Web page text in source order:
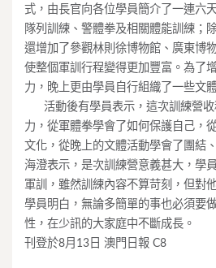
式，由長官向各位學員簡介了一連六
隊列訓練、警體拳及相關體能訓練；
還增加了參觀林則徐博物館、廣東博
使整個軍訓行程變得更加豐富。為了
力，晚上更由學員自行組織了一些文
活動後有學員表示，這次訓練營
力，從軍體拳學會了如何保護自己，
文化，從晚上的文體活動學會了團結
海澄表示，是次訓練營意義甚大，學
軍訓，雖然訓練內容不算苛刻，但對
學員明白，無論多簡單的事也必須要
性，在少訊的大家庭中不斷成長。
刊登於8月13日 澳門日報 C8